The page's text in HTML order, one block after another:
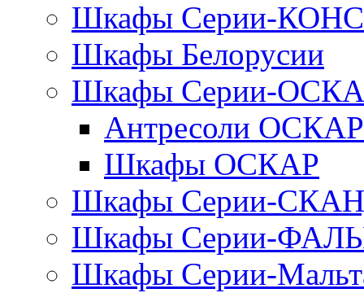
Шкафы Серии-
Шкафы Белорусии
Шкафы Серии-
Антресоли ОСКАР
Шкафы ОСКАР
Шкафы Серии-
Шкафы Серии-
Шкафы Серии-